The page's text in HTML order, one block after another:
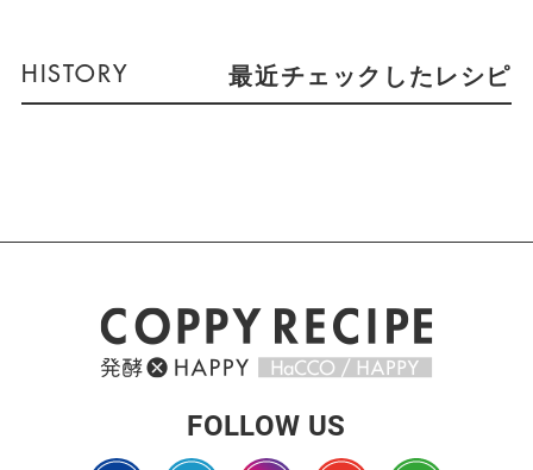
最近チェックしたレシピ
FOLLOW US